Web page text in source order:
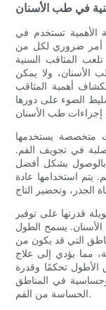
في طب الأسنان
الأهمية تستخدم في
أمر ضروري لكل من
المثاقب السنية
الأسنان، ولا يمكن
أهمية المثاقب
الضوء على دورها
متخصصة يستخدمها
في تجويف الفم.
بالوصول بشكل أفضل
يتم استخدامها عادة
قدرتها على توفير
يسمح الطول
التي قد يكون من
مما يؤدي إلى علاج
الأطول تحكمًا وقدرة
في المناطق
الحساسة من الفم.